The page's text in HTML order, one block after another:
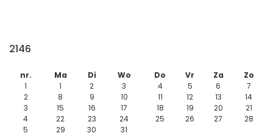
2146
nr. Ma Di Wo Do Vr Za
Zo
1
1 2 3 4 5 6
7
2
8 9 10 11 12 13
14
3
15 16 17 18 19 20
21
4
22 23 24 25 26 27
28
5
29 30 31